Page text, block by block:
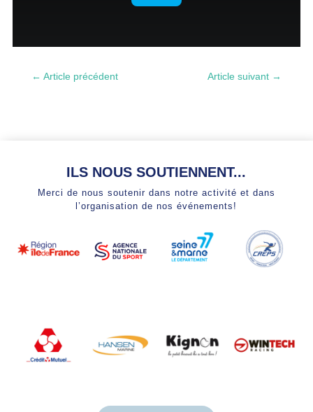
← Article précédent Article suivant →
ILS NOUS SOUTIENNENT...
Merci de nous soutenir dans notre activité et dans
l’organisation de nos événements!